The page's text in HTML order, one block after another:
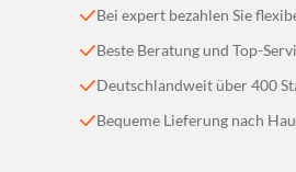
Bei expert bezahlen Sie
Beste Beratung und Top-
Deutschlandweit über 400
Bequeme Lieferung nach